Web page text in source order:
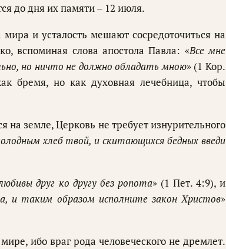
до дня их памяти – 12 июля.
и усталость мешают сосредоточиться на
вспоминая слова апостола Павла: «Все мне
но ничто не должно обладать мною» (1 Кор.
бремя, но как духовная лечебница, чтобы
на земле, Церковь не требует изнурительного
хлеб твой, и скитающихся бедных введи
друг ко другу без ропота» (1 Пет. 4:9), и
и таким образом исполните закон Христов»
ибо враг рода человеческого не дремлет.